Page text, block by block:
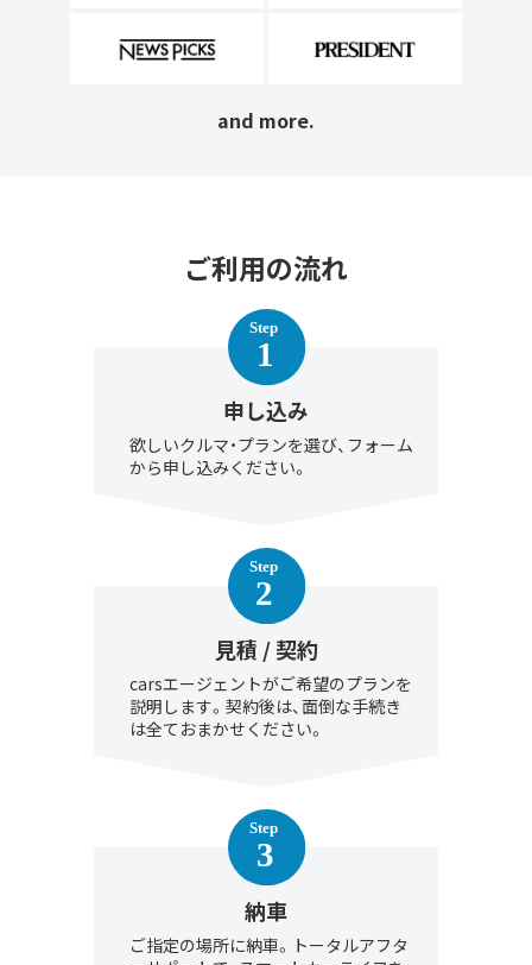
and more.
ご利用の流れ
申し込み
欲しいクルマ・プランを選び、フォーム
から申し込みください。
見積 / 契約
carsエージェントがご希望のプランを
説明します。契約後は、面倒な手続き
は全ておまかせください。
納車
ご指定の場所に納車。トータルアフタ